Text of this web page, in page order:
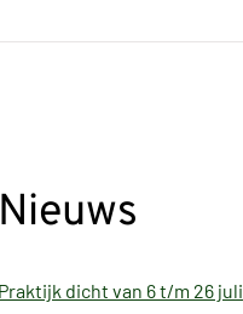
Nieuws
Praktijk dicht van 6 t/m 26 juli